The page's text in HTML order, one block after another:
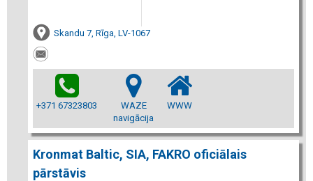
Skandu 7, Rīga, LV-1067
+371 67323803
WAZE
navigācija
WWW
Kronmat Baltic, SIA, FAKRO oficiālais
pārstāvis